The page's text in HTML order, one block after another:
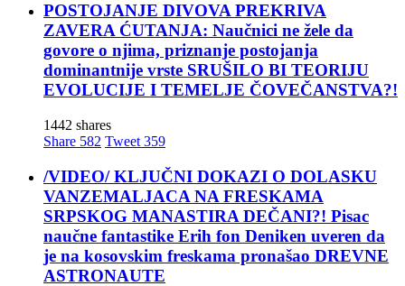
POSTOJANJE DIVOVA PREKRIVA
ZAVERA ĆUTANJA: Naučnici ne žele da
govore o njima, priznanje postojanja
dominantnije vrste SRUŠILO BI TEORIJU
EVOLUCIJE I TEMELJE ČOVEČANSTVA?!
1442 shares
Share 582 Tweet 359
/VIDEO/ KLJUČNI DOKAZI O DOLASKU
VANZEMALJACA NA FRESKAMA
SRPSKOG MANASTIRA DEČANI?! Pisac
naučne fantastike Erih fon Deniken uveren da
je na kosovskim freskama pronašao DREVNE
ASTRONAUTE